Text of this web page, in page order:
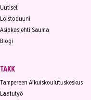
Uutiset
Loistoduuni
Asiakaslehti Sauma
Blogi
TAKK
Tampereen Aikuiskoulutuskeskus
Laatutyö